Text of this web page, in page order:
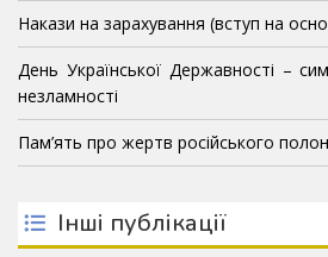
Накази на зарахування (вступ на
День Української Державності –
незламності
Пам’ять про жертв російського
Інші публікації